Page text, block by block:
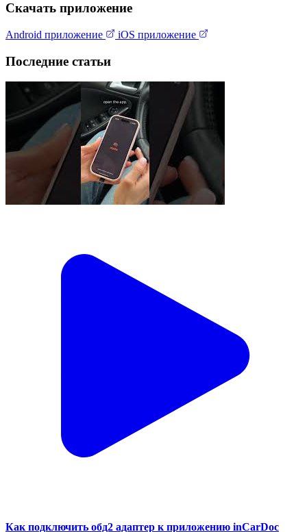
Скачать приложение
Android приложение iOS приложение
Последние статьи
Как подключить обд2 адаптер к приложению inCarDoc